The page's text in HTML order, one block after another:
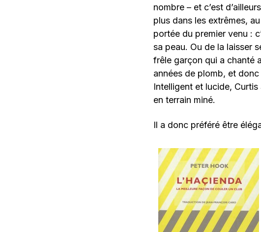
nombre – et c’est
plus dans les extrêmes,
portée du premier venu :
sa peau. Ou de la laisser
frêle garçon qui a chanté
années de plomb, et
Intelligent et lucide,
en terrain miné.
Il a donc préféré être